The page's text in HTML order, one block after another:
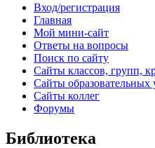
Вход/регистрация
Главная
Мой мини-сайт
Ответы на вопросы
Поиск по сайту
Сайты классов, групп,
Сайты образовательных
Сайты коллег
Форумы
Библиотека